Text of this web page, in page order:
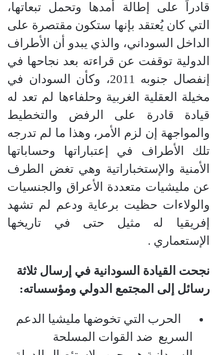
قادراً على إطالة أمدها وتحمل تبعاتها،
التي كان يُعتقد بإنها ستكون مقتصرة على
الداخل السوداني، والذي يبدو أن الأطراف
الدولية توقفت عن قراءته بعد نجاحها في
إنفصال جنوبه 2011، وكأن ‫السودان في
مخيلة العقلية الغربية وحلفاءها لم تعد له
قيادة قادرة على الرفض والتخطيط
والمواجهة إن لزم الأمر، وهذا ما لم تدرجه
تلك الأطراف في إعتباراتها وحساباتها
الأمنية والإستخباراتية وهي تغض الطرف
عن مليشيات متعددة الأعراق والجنسيات
والولاءات حظيت برعاية ودعم لم تشهد
‫إفريقيا له مثيل حتى في تاريخها
الإستعماري .
نجحت القيادة السودانية في إرسال ثلاثة
رسائل إلى المجتمع الدولي ومؤسساته:
‏ الحرب التي تخوضها مليشيا الدعم
السريع ضد القوات المسلحة